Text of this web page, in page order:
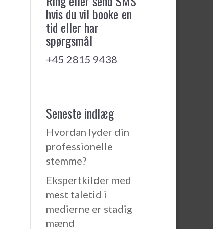
hvis du vil booke en
tid eller har
spørgsmål
+45 2815 9438
Seneste indlæg
Hvordan lyder din
professionelle
stemme?
Ekspertkilder med
mest taletid i
medierne er stadig
mænd